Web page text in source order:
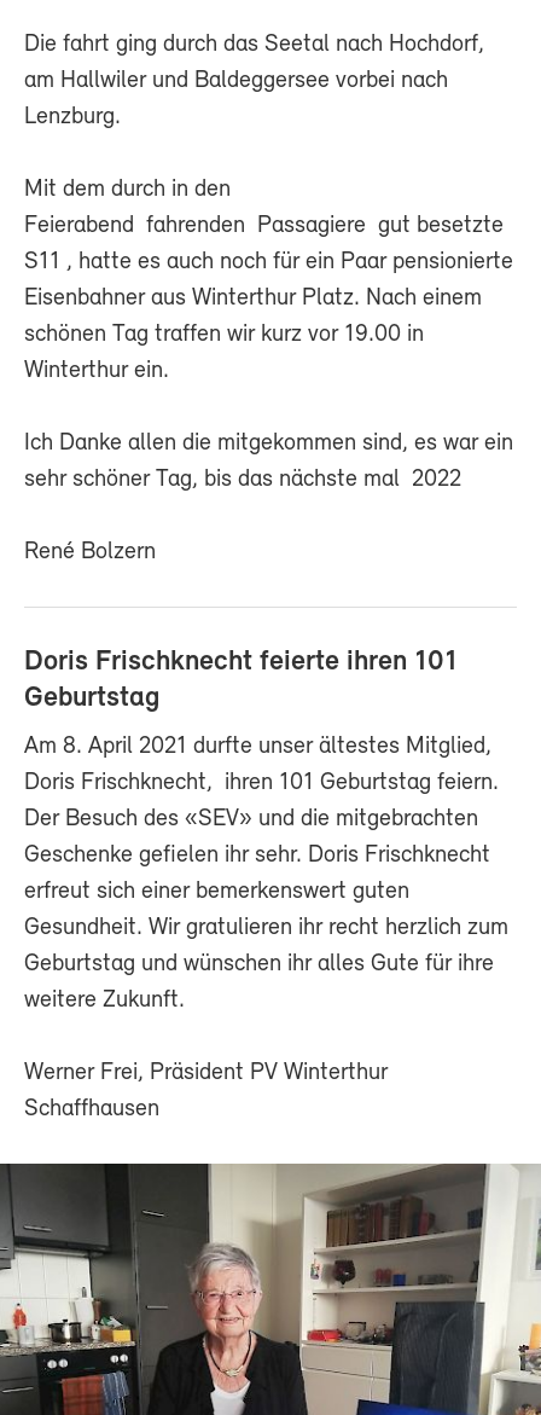
Die fahrt ging durch das Seetal nach Hochdorf,
am Hallwiler und Baldeggersee vorbei nach
Lenzburg.
Mit dem durch in den
Feierabend fahrenden Passagiere gut besetzte
S11 , hatte es auch noch für ein Paar pensionierte
Eisenbahner aus Winterthur Platz. Nach einem
schönen Tag traffen wir kurz vor 19.00 in
Winterthur ein.
Ich Danke allen die mitgekommen sind, es war ein
sehr schöner Tag, bis das nächste mal 2022
René Bolzern
Doris Frischknecht feierte ihren 101
Geburtstag
Am 8. April 2021 durfte unser ältestes Mitglied,
Doris Frischknecht, ihren 101 Geburtstag feiern.
Der Besuch des «SEV» und die mitgebrachten
Geschenke gefielen ihr sehr. Doris Frischknecht
erfreut sich einer bemerkenswert guten
Gesundheit. Wir gratulieren ihr recht herzlich zum
Geburtstag und wünschen ihr alles Gute für ihre
weitere Zukunft.
Werner Frei, Präsident PV Winterthur
Schaffhausen